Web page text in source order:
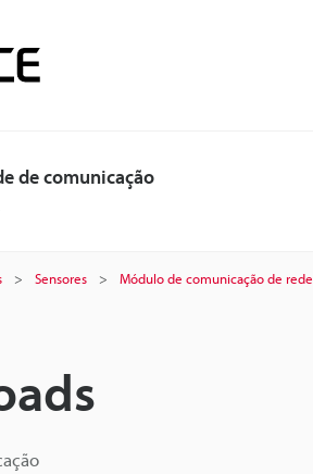
de comunicação
Sensores Módulo de comunicação de rede